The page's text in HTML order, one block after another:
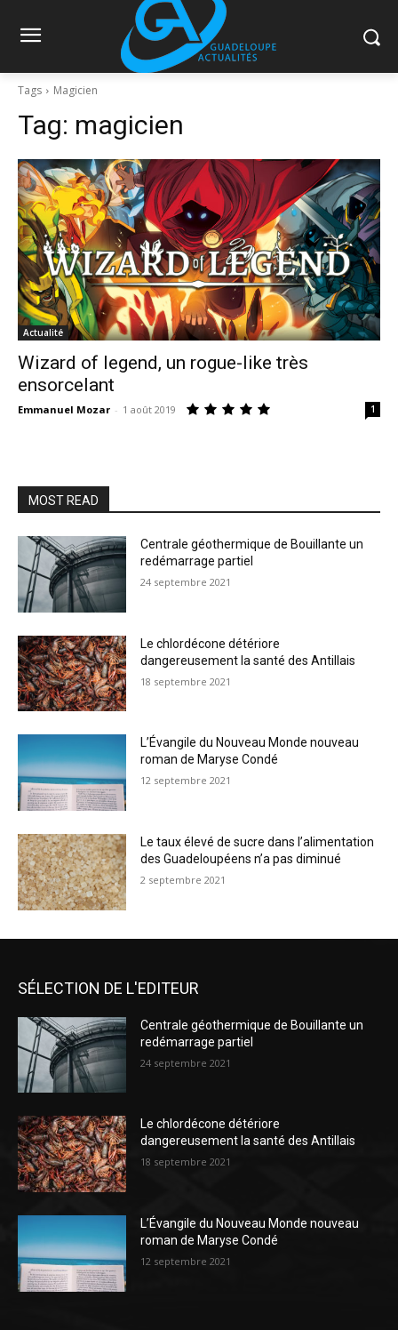
Tags Magicien
Tag: magicien
Actualité
Wizard of legend, un rogue-like très
ensorcelant
Emmanuel Mozar - 1 août 2019 1
MOST READ
Centrale géothermique de Bouillante un
redémarrage partiel
24 septembre 2021
Le chlordécone détériore
dangereusement la santé des Antillais
18 septembre 2021
L’Évangile du Nouveau Monde nouveau
roman de Maryse Condé
12 septembre 2021
Le taux élevé de sucre dans l’alimentation
des Guadeloupéens n’a pas diminué
2 septembre 2021
SÉLECTION DE L'EDITEUR
Centrale géothermique de Bouillante un
redémarrage partiel
24 septembre 2021
Le chlordécone détériore
dangereusement la santé des Antillais
18 septembre 2021
L’Évangile du Nouveau Monde nouveau
roman de Maryse Condé
12 septembre 2021